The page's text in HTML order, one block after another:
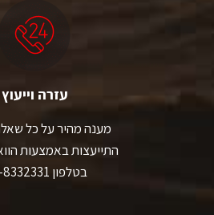
עזרה וייעוץ
מענה מהיר על כל
התייעצות באמצעות
בטלפון 04-8332331.